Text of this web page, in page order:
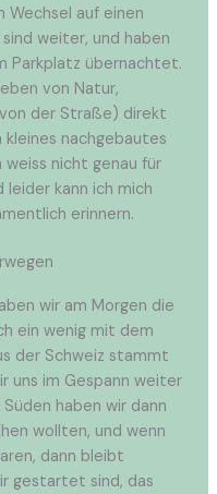
Wechsel auf einen
weiter, und haben
Parkplatz übernachtet.
von Natur,
der Straße) direkt
kleines nachgebautes
weiss nicht genau für
leider kann ich mich
erinnern.
wir am Morgen die
ein wenig mit dem
der Schweiz stammt
uns im Gespann weiter
haben wir dann
wollten, und wenn
dann bleibt
gestartet sind, das